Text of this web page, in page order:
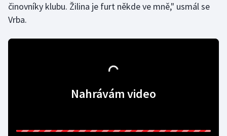
Lezení
Parasport
činovníky klubu. Žilina je furt někde ve mně," usmál se
Vrba.
Nahrávám video